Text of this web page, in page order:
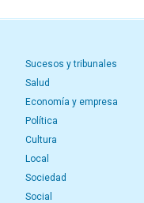
Sucesos y tribunales
Salud
Economía y empresa
Política
Cultura
Local
Sociedad
Social